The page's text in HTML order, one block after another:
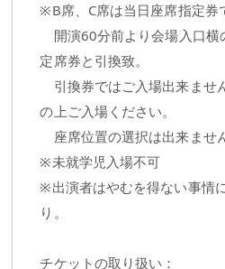
※B席、C席は当日座席指定券
開演60分前より会場入口横
定席券と引換致。
引換券ではご入場出来ませ
の上ご入場ください。
座席位置の選択は出来ません
※未就学児入場不可
※出演者はやむを得ない事情
り。
チケットの取り扱い：